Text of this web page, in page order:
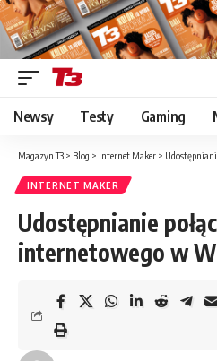
Newsy Testy Gaming
Magazyn T3 > Blog > Internet Maker >
INTERNET MAKER
Udostępnianie
internetowego w